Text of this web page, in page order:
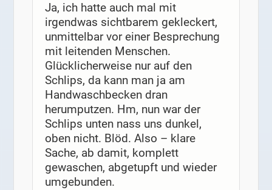
Ja, ich hatte auch mal mit
irgendwas sichtbarem gekleckert,
unmittelbar vor einer Besprechung
mit leitenden Menschen.
Glücklicherweise nur auf den
Schlips, da kann man ja am
Handwaschbecken dran
herumputzen. Hm, nun war der
Schlips unten nass uns dunkel,
oben nicht. Blöd. Also – klare
Sache, ab damit, komplett
gewaschen, abgetupft und wieder
umgebunden.